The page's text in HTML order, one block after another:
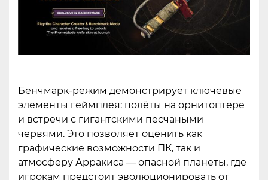
Бенчмарк-режим демонстрирует ключевые
элементы геймплея: полёты на орнитоптере
и встречи с гигантскими песчаными
червями. Это позволяет оценить как
графические возможности ПК, так и
атмосферу Арракиса — опасной планеты, где
игрокам предстоит эволюционировать от